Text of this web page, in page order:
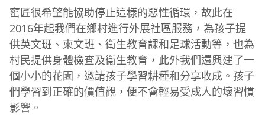
窰匠很希望能協助停止這樣的惡性循環，故此在
2016年起我們在鄉村進行外展社區服務，為孩子提
供英文班、柬文班、衛生教育課和足球活動等，也為
村民提供身體檢查及衞生教育，此外我們還興建了一
個小小的花園，邀請孩子學習耕種和分享收成。孩子
們學習到正確的價值觀，便不會輕易受成人的壞習慣
影響。